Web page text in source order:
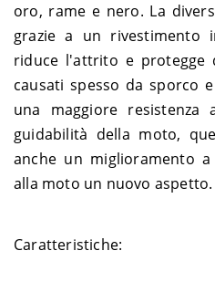
oro, rame e nero. La
grazie a un
riduce l'attrito e protegge
causati spesso da sporco
una maggiore
guidabilità della moto,
anche un miglioramento
alla moto un nuovo aspetto.
Caratteristiche: